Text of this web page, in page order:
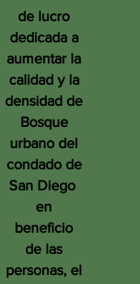
de lucro
dedicada a
aumentar la
calidad y la
densidad de
Bosque
urbano del
condado de
San Diego
en
beneficio
de las
personas, el